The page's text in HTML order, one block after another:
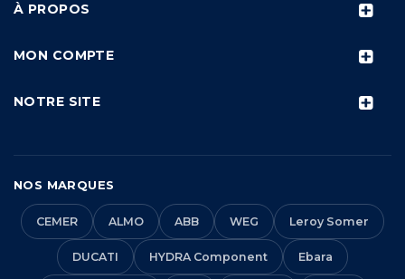
À PROPOS
MON COMPTE
NOTRE SITE
NOS MARQUES
CEMER ALMO ABB WEG Leroy Somer
DUCATI HYDRA Component Ebara